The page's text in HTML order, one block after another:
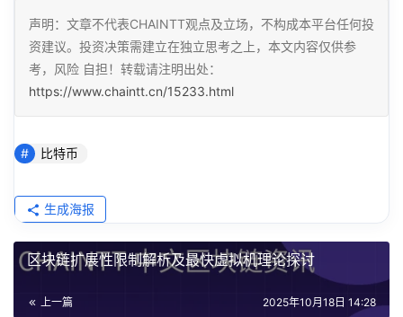
声明：文章不代表CHAINTT观点及立场，不构成本平台任何投
资建议。投资决策需建立在独立思考之上，本文内容仅供参
考，风险 自担！转载请注明出处：
https://www.chaintt.cn/15233.html
比特币
生成海报
区块链扩展性限制解析及最快虚拟机理论探讨
上一篇 2025年10月18日 14:28